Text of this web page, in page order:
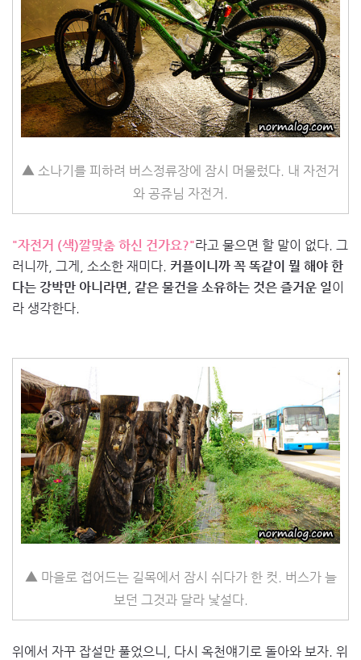
▲ 소나기를 피하려 버스정류장에 잠시 머물렀다. 내 자전거
와 공쥬님 자전거.
"자전거 (색)깔맞춤 하신 건가요?"라고 물으면 할 말이 없다. 그
러니까, 그게, 소소한 재미다. 커플이니까 꼭 똑같이 뭘 해야 한
다는 강박만 아니라면, 같은 물건을 소유하는 것은 즐거운 일이
라 생각한다.
▲ 마을로 접어드는 길목에서 잠시 쉬다가 한 컷. 버스가 늘
보던 그것과 달라 낯설다.
위에서 자꾸 잡설만 풀었으니, 다시 옥천얘기로 돌아와 보자. 위